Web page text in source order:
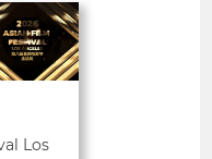
Los